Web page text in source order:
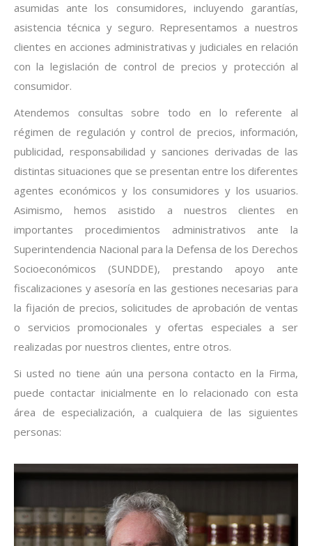
asumidas ante los consumidores, incluyendo garantías,
asistencia técnica y seguro. Representamos a nuestros
clientes en acciones administrativas y judiciales en relación
con la legislación de control de precios y protección al
consumidor.
Atendemos consultas sobre todo en lo referente al
régimen de regulación y control de precios, información,
publicidad, responsabilidad y sanciones derivadas de las
distintas situaciones que se presentan entre los diferentes
agentes económicos y los consumidores y los usuarios.
Asimismo, hemos asistido a nuestros clientes en
importantes procedimientos administrativos ante la
Superintendencia Nacional para la Defensa de los Derechos
Socioeconómicos (SUNDDE), prestando apoyo ante
fiscalizaciones y asesoría en las gestiones necesarias para
la fijación de precios, solicitudes de aprobación de ventas
o servicios promocionales y ofertas especiales a ser
realizadas por nuestros clientes, entre otros.
Si usted no tiene aún una persona contacto en la Firma,
puede contactar inicialmente en lo relacionado con esta
área de especialización, a cualquiera de las siguientes
personas: